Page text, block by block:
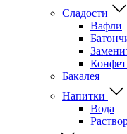
Сладости
Вафли
Бакалея
Напитки
Вода